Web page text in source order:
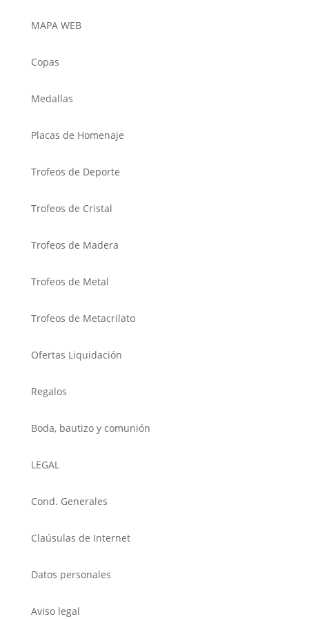
MAPA WEB
Copas
Medallas
Placas de Homenaje
Trofeos de Deporte
Trofeos de Cristal
Trofeos de Madera
Trofeos de Metal
Trofeos de Metacrilato
Ofertas Liquidación
Regalos
Boda, bautizo y comunión
LEGAL
Cond. Generales
Claúsulas de Internet
Datos personales
Aviso legal